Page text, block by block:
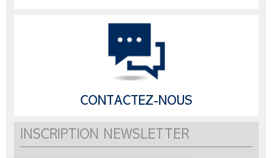
CONTACTEZ-NOUS
INSCRIPTION NEWSLETTER